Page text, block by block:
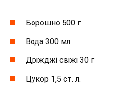
Борошно 500 г
Вода 300 мл
Дріжджі свіжі 30 г
Цукор 1,5 ст. л.